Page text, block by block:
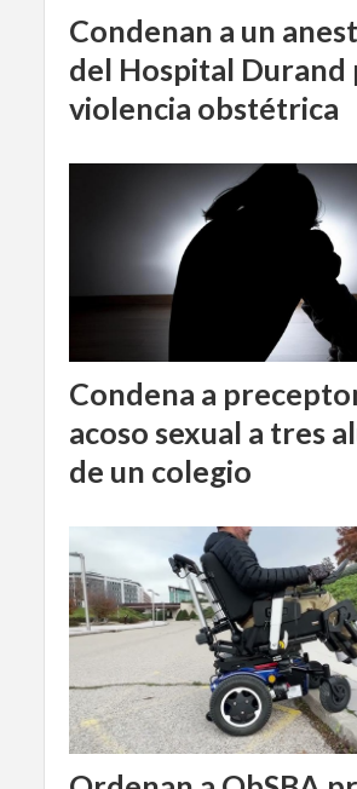
Condenan a un
del Hospital Durand
violencia obstétrica
Condena a
acoso sexual a tres
de un colegio